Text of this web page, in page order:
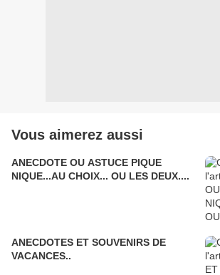
Vous aimerez aussi
ANECDOTE OU ASTUCE PIQUE
NIQUE...AU CHOIX... OU LES DEUX....
ANECDOTES ET SOUVENIRS DE
VACANCES..